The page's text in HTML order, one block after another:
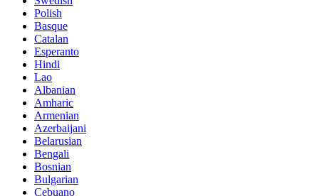
Polish
Basque
Catalan
Esperanto
Hindi
Lao
Albanian
Amharic
Armenian
Azerbaijani
Belarusian
Bengali
Bosnian
Bulgarian
Cebuano